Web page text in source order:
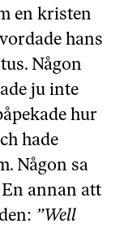
en kristen
hans
Någon
ju inte
hur
hade
Någon sa
annan att
”Well